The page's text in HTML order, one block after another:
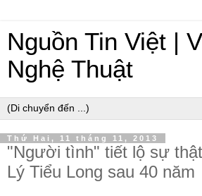
Nguồn Tin Việt |
Nghệ Thuật
Thứ Hai, 11 tháng 11, 2013
"Người tình" tiết lộ sự
Lý Tiểu Long sau 40 năm